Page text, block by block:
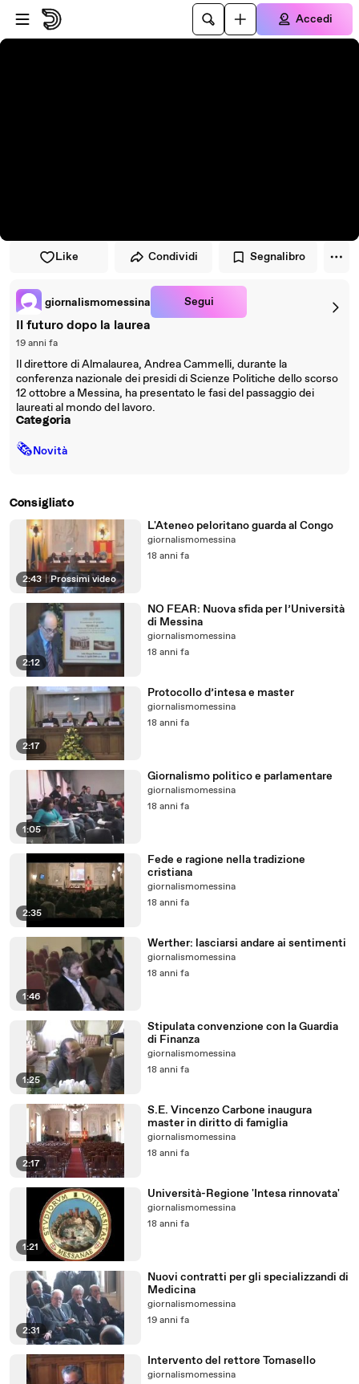
Vai al lettore
Passa al contenuto principale
Accedi
Like Condividi Segnalibro
giornalismomessina Segui
Il futuro dopo la laurea
19 anni fa
Il direttore di Almalaurea, Andrea Cammelli, durante la
conferenza nazionale dei presidi di Scienze Politiche dello scorso
12 ottobre a Messina, ha presentato le fasi del passaggio dei
laureati al mondo del lavoro.
Categoria
🗞Novità
Consigliato
2:43 | Prossimi video
L'Ateneo peloritano guarda al Congo
giornalismomessina
18 anni fa
2:12
NO FEAR: Nuova sfida per l’Università
di Messina
giornalismomessina
18 anni fa
2:17
Protocollo d’intesa e master
giornalismomessina
18 anni fa
1:05
Giornalismo politico e parlamentare
giornalismomessina
18 anni fa
2:35
Fede e ragione nella tradizione
cristiana
giornalismomessina
18 anni fa
1:46
Werther: lasciarsi andare ai sentimenti
giornalismomessina
18 anni fa
1:25
Stipulata convenzione con la Guardia
di Finanza
giornalismomessina
18 anni fa
2:17
S.E. Vincenzo Carbone inaugura
master in diritto di famiglia
giornalismomessina
18 anni fa
1:21
Università-Regione 'Intesa rinnovata'
giornalismomessina
18 anni fa
2:31
Nuovi contratti per gli specializzandi di
Medicina
giornalismomessina
19 anni fa
Intervento del rettore Tomasello
giornalismomessina